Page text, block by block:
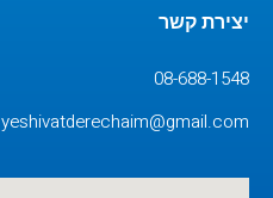
יצירת קשר
08-688-1548
yeshivatderechaim@gmail.com